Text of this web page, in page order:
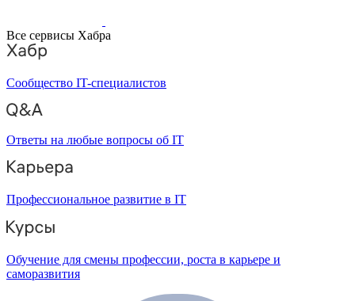
Все сервисы Хабра
Сообщество IT-специалистов
Ответы на любые вопросы об IT
Профессиональное развитие в IT
Обучение для смены профессии, роста в карьере и
саморазвития